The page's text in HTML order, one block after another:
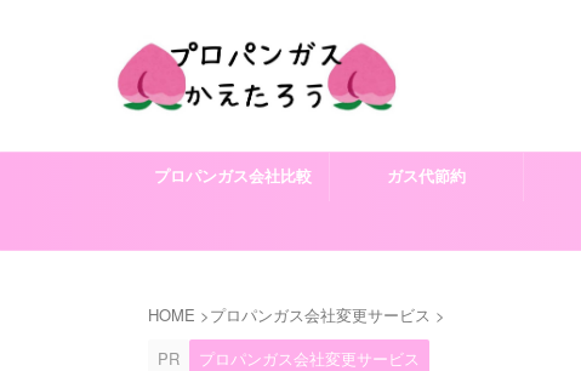
プロパンガス会社比較 ガス代節約
HOME >プロパンガス会社変更サービス >
PR
プロパンガス会社変更サービス